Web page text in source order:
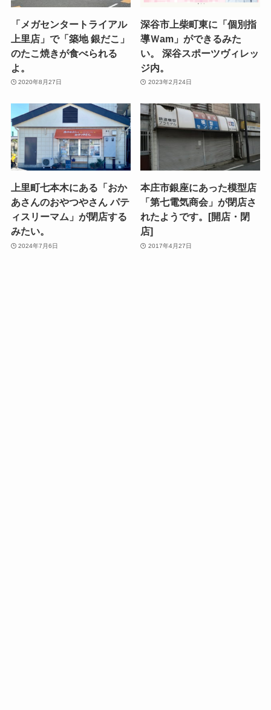
「メガセンタートライアル
上里店」で「築地 銀だこ」
のたこ焼きが食べられる
よ。
2020年8月27日
深谷市上柴町東に「個別指
導Ｗam」ができるみた
い。 深谷スポーツヴィレッ
ジ内。
2023年2月24日
上里町七本木にある「おか
あさんのおやつやさん パテ
ィスリーマム」が閉店する
みたい。
2024年7月6日
本庄市銀座にあった模型店
「第七電気商会」が閉店さ
れたようです。[開店・閉
店]
2017年4月27日